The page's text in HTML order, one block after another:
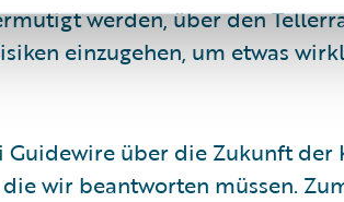
werden, über den
einzugehen, um etwas
Guidewire über die Zukunft der
wir beantworten müssen.